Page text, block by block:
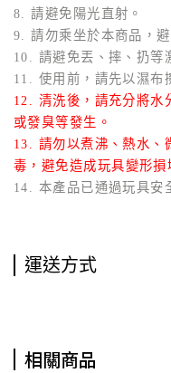
8. 請避免陽光直射。
9. 請勿乘坐於本商品，
10. 請避免丟、摔、扔等
11. 使用前，請先以濕布
12. 清洗後，請充分將水
或發臭等發生。
13. 請勿以煮沸、熱水、
毒，避免造成玩具變形損
14. 本產品已通過玩具安
運送方式
相關商品